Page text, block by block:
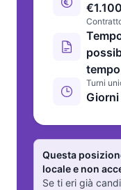
Turni
Questa
locale e non
Se ti eri già